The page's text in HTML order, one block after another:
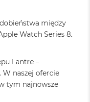
między
Watch Series 8.
Lantre –
. W naszej ofercie
tym najnowsze